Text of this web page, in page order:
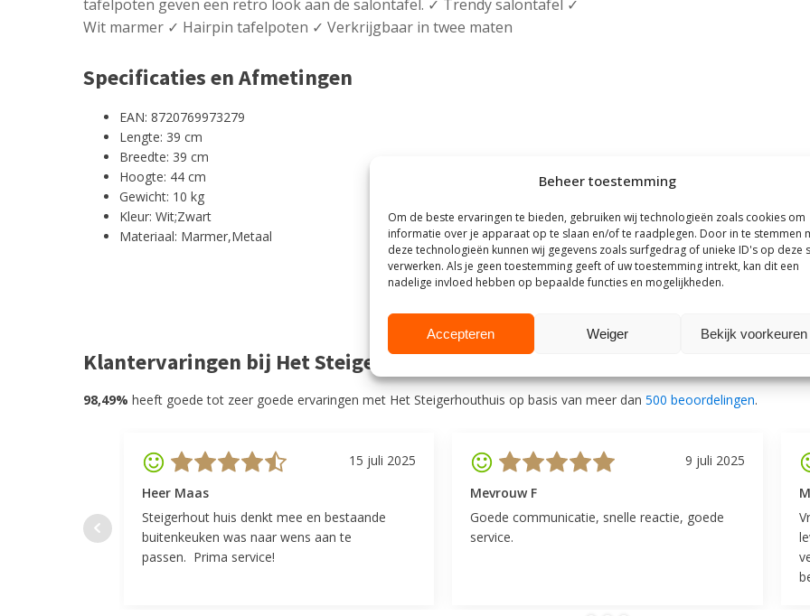
Beheer toestemming
Om de beste ervaringen te bieden, gebruiken wij technologieën zoals cookies om
informatie over je apparaat op te slaan en/of te raadplegen. Door in te stemmen
deze technologieën kunnen wij gegevens zoals surfgedrag of unieke ID's op deze
verwerken. Als je geen toestemming geeft of uw toestemming intrekt, kan dit een
nadelige invloed hebben op bepaalde functies en mogelijkheden.
Accepteren Weiger Bekijk voorkeuren
tafelpoten geven een retro look aan de salontafel. ✓ Trendy salontafel ✓
Wit marmer ✓ Hairpin tafelpoten ✓ Verkrijgbaar in twee maten
Specificaties en Afmetingen
EAN: 8720769973279
Lengte: 39 cm
Breedte: 39 cm
Hoogte: 44 cm
Gewicht: 10 kg
Kleur: Wit;Zwart
Materiaal: Marmer,Metaal
Klantervaringen bij Het Steigerhouthuis
98,49% heeft goede tot zeer goede ervaringen met Het Steigerhouthuis op basis van meer dan 500 beoordelingen.
15 juli 2025
Heer Maas
Steigerhout huis denkt mee en bestaande
buitenkeuken was naar wens aan te
passen. Prima service!
9 juli 2025
Mevrouw F
Goede communicatie, snelle reactie, goede
service.